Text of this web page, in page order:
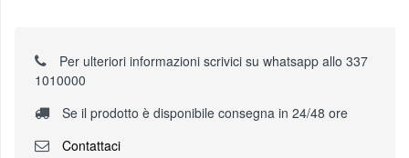
Per ulteriori informazioni scrivici su whatsapp allo 337
1010000
Se il prodotto è disponibile consegna in 24/48 ore
Contattaci